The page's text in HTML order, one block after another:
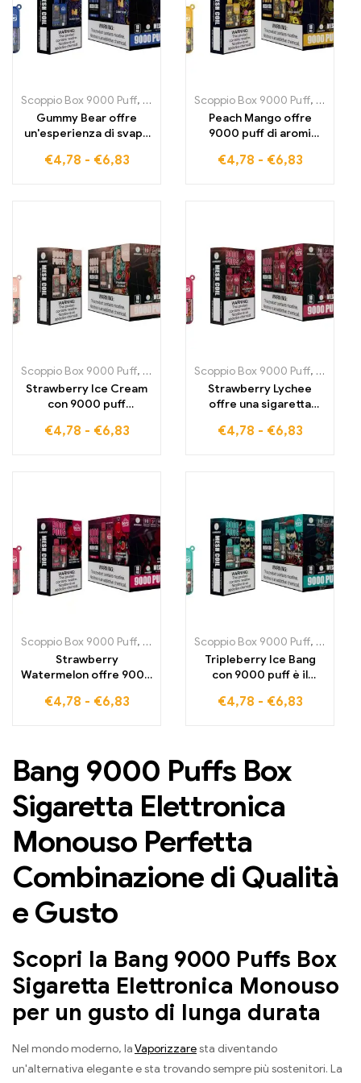
Scoppio Box 9000 Puff, Sigarette E usa monouso Svezia,Sigarette
Gummy Bear offre
un'esperienza di svapo
9000 puff di sigaretta
€4,78 - €6,83
Scoppio Box 9000 Puff,
Peach Mango offre
9000 puff di aromi
combinazione di pesca
€4,78 - €6,83
Scoppio Box 9000 Puff, Sigarette E usa monouso Svezia,Sigarette
Strawberry Ice Cream
con 9000 puff
un'esperienza di svapo
€4,78 - €6,83
Scoppio Box 9000 Puff,
Strawberry Lychee
offre una sigaretta
puff che combina
€4,78 - €6,83
Scoppio Box 9000 Puff, Sigarette E usa monouso Svezia,Sigarette
Strawberry
Watermelon offre 9000
elettronica piena di
angurie ad ogni tiro
€4,78 - €6,83
Scoppio Box 9000 Puff,
Tripleberry Ice Bang
con 9000 puff è il
esperienze di svapo
€4,78 - €6,83
Bang 9000 Puffs Box
Sigaretta Elettronica
Monouso Perfetta
Combinazione di Qualità
e Gusto
Scopri la Bang 9000 Puffs Box
Sigaretta Elettronica Monouso
per un gusto di lunga durata
Nel mondo moderno, laVaporizzaresta diventando
un'alternativa elegante e sta trovando sempre più sostenitori. La